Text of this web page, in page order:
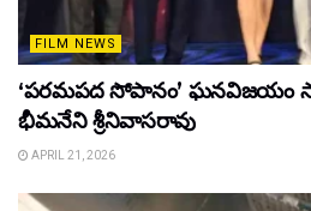
FILM NEWS
‘పరమపద సోపానం’ ఘనవిజయం
భీమనేని శ్రీనివాసరావు
APRIL 21, 2026